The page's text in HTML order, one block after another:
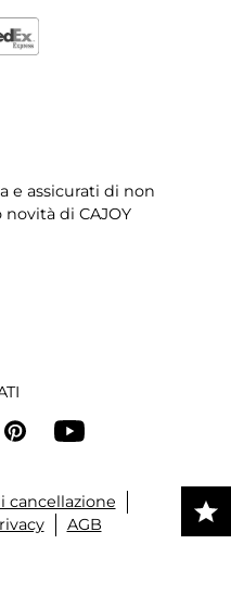
e assicurati di non
di CAJOY
cancellazione
AGB